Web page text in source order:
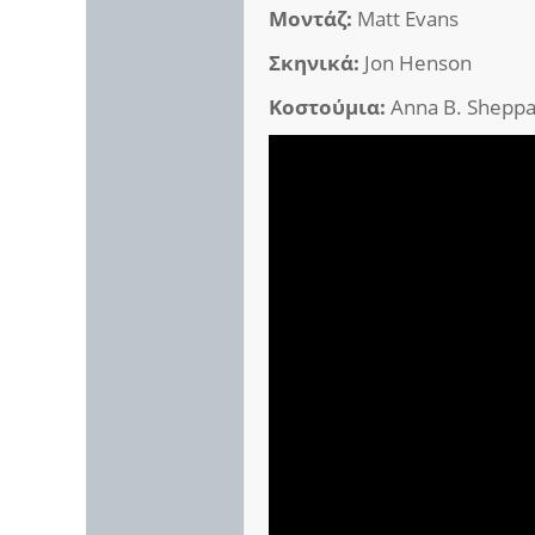
Μοντάζ: Matt Evans
Σκηνικά: Jon Henson
Κοστούμια: Anna B.